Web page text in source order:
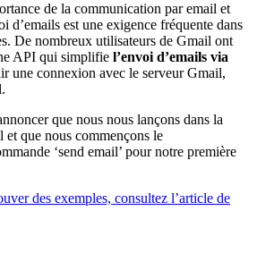
de la communication par email et
d’emails est une exigence fréquente dans
De nombreux utilisateurs de Gmail ont
API qui simplifie l’envoi d’emails via
une connexion avec le serveur Gmail,
que nous nous lançons dans la
et que nous commençons le
‘send email’ pour notre première
des exemples, consultez l’article de